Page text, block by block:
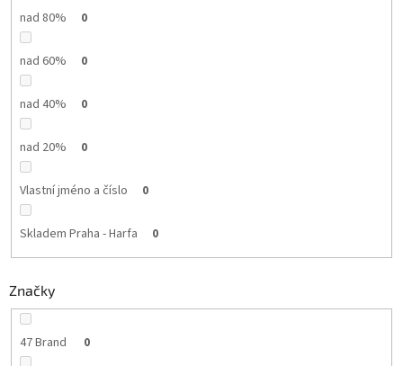
nad 80% 0
nad 60% 0
nad 40% 0
nad 20% 0
Vlastní jméno a číslo 0
Skladem Praha - Harfa 0
Značky
47 Brand 0